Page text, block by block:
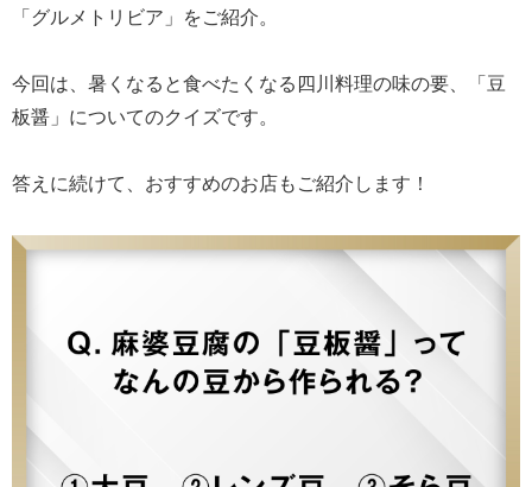
「グルメトリビア」をご紹介。
今回は、暑くなると食べたくなる四川料理の味の要、「豆
板醤」についてのクイズです。
答えに続けて、おすすめのお店もご紹介します！